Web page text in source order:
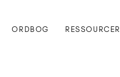
ORDBOG RESSOURCER